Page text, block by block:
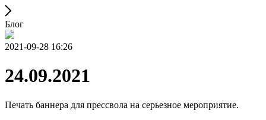
Блог
2021-09-28 16:26
24.09.2021
Печать баннера для прессвола на серьезное мероприятие.